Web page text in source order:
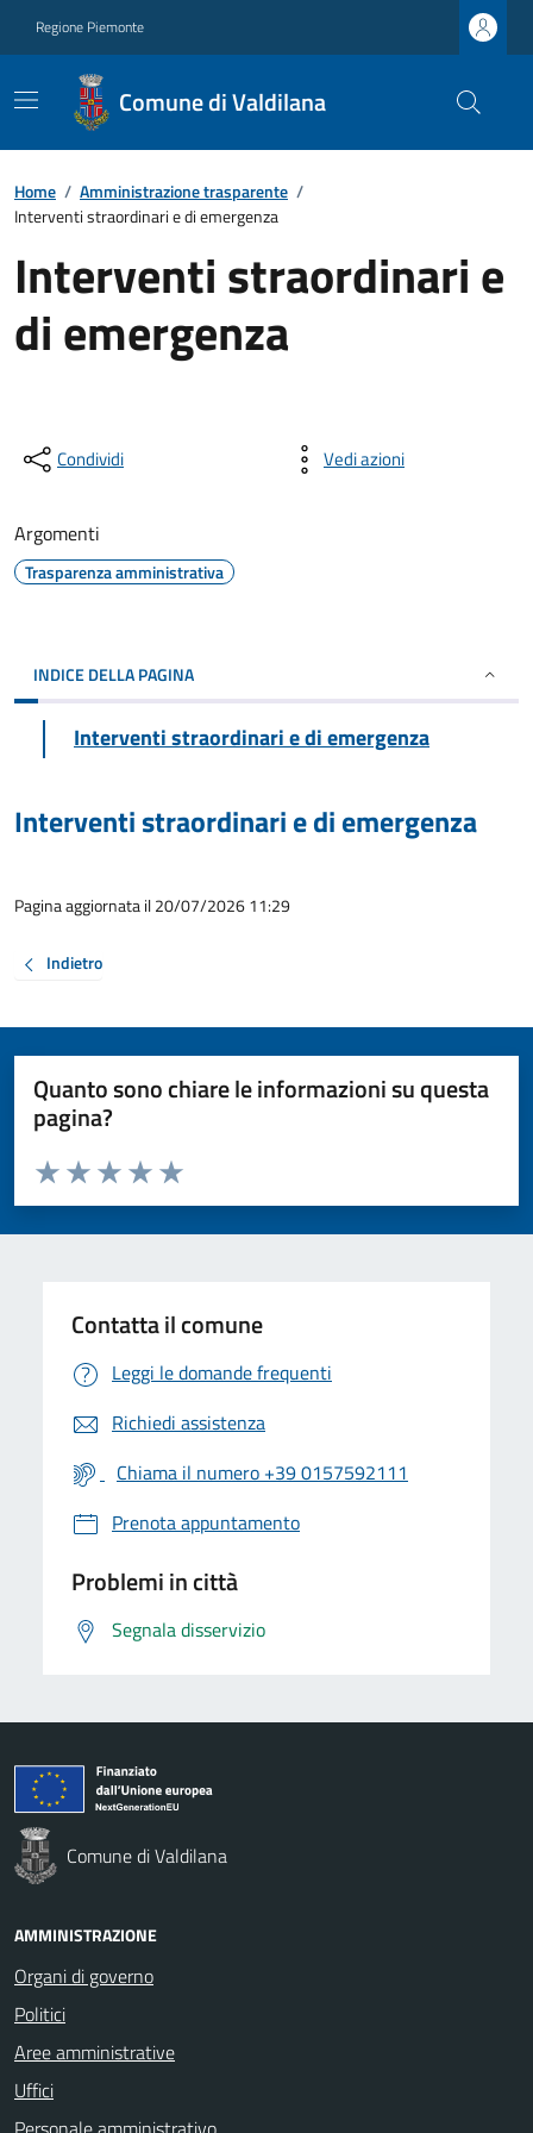
Regione Piemonte
Comune di Valdilana
Home / Amministrazione trasparente /
Interventi straordinari e di emergenza
Interventi straordinari e
di emergenza
Condividi Vedi azioni
Argomenti
Trasparenza amministrativa
INDICE DELLA PAGINA
Interventi straordinari e di emergenza
Interventi straordinari e di emergenza
Pagina aggiornata il 20/07/2026 11:29
Indietro
Quanto sono chiare le informazioni su questa
pagina?
Valuta da 1 a 5 stelle la pagina
Valuta 5 stelle su 5
Valuta 4 stelle su 5
Valuta 3 stelle su 5
Valuta 2 stelle su 5
Valuta 1 stelle su 5
Contatta il comune
Leggi le domande frequenti
Richiedi assistenza
Chiama il numero +39 0157592111
Prenota appuntamento
Problemi in città
Segnala disservizio
Comune di Valdilana
AMMINISTRAZIONE
Organi di governo
Politici
Aree amministrative
Uffici